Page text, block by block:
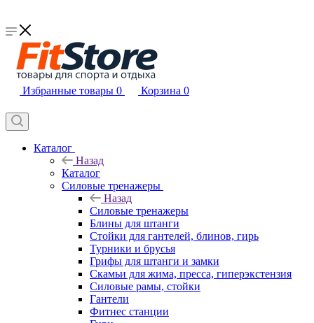
Избранные товары 0 Корзина 0
Каталог
Назад
Каталог
Силовые тренажеры
Назад
Силовые тренажеры
Блины для штанги
Стойки для гантелей, блинов, гирь
Турники и брусья
Грифы для штанги и замки
Скамьи для жима, пресса, гиперэкстензия
Силовые рамы, стойки
Гантели
Фитнес станции